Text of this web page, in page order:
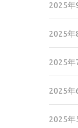
2025年
2025年
2025年
2025年
2025年